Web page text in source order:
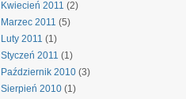
Kwiecień 2011 (2)
Marzec 2011 (5)
Luty 2011 (1)
Styczeń 2011 (1)
Październik 2010 (3)
Sierpień 2010 (1)